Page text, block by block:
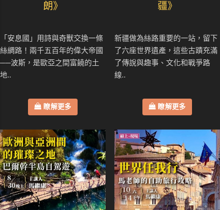
朗》
「安息國」用詩與奇獸交換一條
絲綢路！兩千五百年的偉大帝國
──波斯，是歐亞之間富饒的土
地..
瞭解更多
疆》
新疆做為絲路重要的一站，留下
了六座世界遺產，這些古蹟充滿
了傳說與趣事、文化和戰爭路
線..
瞭解更多